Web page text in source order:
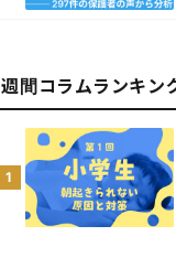
週間コラムランキン
1